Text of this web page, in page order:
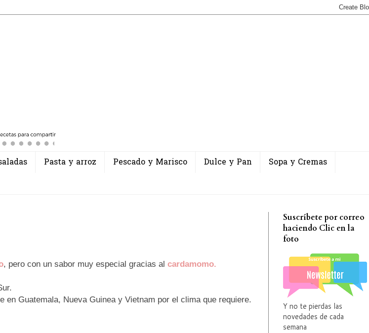
Pasta y arroz Pescado y Marisco Dulce y Pan
Sopa y Cremas
, pero con un sabor muy especial gracias al cardamomo.
Guatemala, Nueva Guinea y Vietnam por el clima que requiere.
Suscríbete por correo
haciendo Clic en la
foto
Y no te pierdas las
novedades de cada
semana